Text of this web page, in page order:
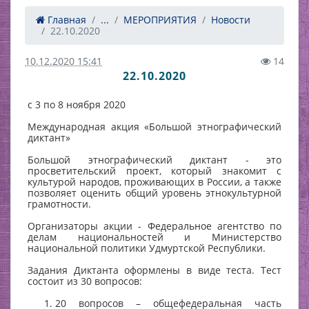
Главная ... МЕРОПРИЯТИЯ
Новости
22.10.2020
10.12.2020 15:41 14
22.10.2020
с 3 по 8 ноября 2020
Международная акция «Большой этнографический
диктант»
Большой этнографический диктант - это
просветительский проект, который знакомит с
культурой народов, проживающих в России, а также
позволяет оценить общий уровень этнокультурной
грамотности.
Организаторы акции - Федеральное агентство по
делам национальностей и Министерство
национальной политики Удмуртской Республики.
Задания Диктанта оформлены в виде теста. Тест
состоит из 30 вопросов:
20 вопросов – общефедеральная часть